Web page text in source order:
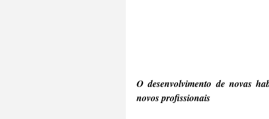
O desenvolvimento de novas
novos profissionais